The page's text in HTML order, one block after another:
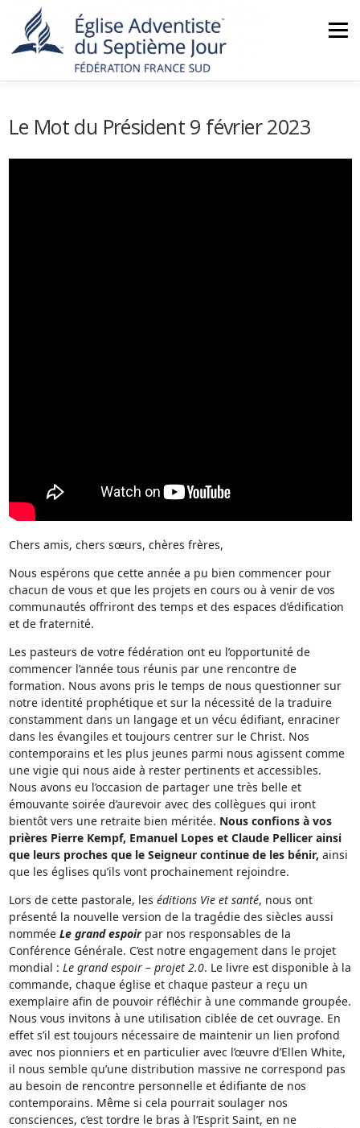
contenu
Menu
Le Mot du Président 9 février 2023
Chers amis, chers sœurs, chères frères,
Nous espérons que cette année a pu bien commencer pour
chacun de vous et que les projets en cours ou à venir de vos
communautés offriront des temps et des espaces d’édification
et de fraternité.
Les pasteurs de votre fédération ont eu l’opportunité de
commencer l’année tous réunis par une rencontre de
formation. Nous avons pris le temps de nous questionner sur
notre identité prophétique et sur la nécessité de la traduire
constamment dans un langage et un vécu édifiant, enraciner
dans les évangiles et toujours centrer sur le Christ. Nos
contemporains et les plus jeunes parmi nous agissent comme
une vigie qui nous aide à rester pertinents et accessibles.
Nous avons eu l’occasion de partager une très belle et
émouvante soirée d’aurevoir avec des collègues qui iront
bientôt vers une retraite bien méritée. Nous confions à vos
prières Pierre Kempf, Emanuel Lopes et Claude Pellicer ainsi
que leurs proches que le Seigneur continue de les bénir, ainsi
que les églises qu’ils vont prochainement rejoindre.
Lors de cette pastorale, les éditions Vie et santé, nous ont
présenté la nouvelle version de la tragédie des siècles aussi
nommée Le grand espoirpar nos responsables de la
Conférence Générale. C’est notre engagement dans le projet
mondial : Le grand espoir – projet 2.0. Le livre est disponible à la
commande, chaque église et chaque pasteur a reçu un
exemplaire afin de pouvoir réfléchir à une commande groupée.
Nous vous invitons à une utilisation ciblée de cet ouvrage. En
effet s’il est toujours nécessaire de maintenir un lien profond
avec nos pionniers et en particulier avec l’œuvre d’Ellen White,
il nous semble qu’une distribution massive ne correspond pas
au besoin de rencontre personnelle et édifiante de nos
contemporains. Même si cela pourrait soulager nos
consciences, c’est tordre le bras à l’Esprit Saint, en ne